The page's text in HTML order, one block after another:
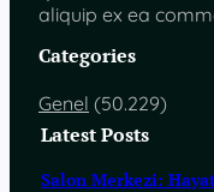
aliquip ex ea
Categories
Genel (50.229)
Latest Posts
Salon Merkezi: